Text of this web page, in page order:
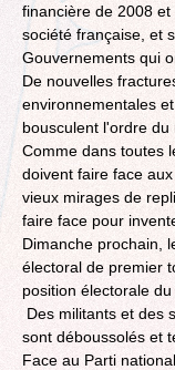
financière de 2008
société française, et
Gouvernements qui
De nouvelles
environnementales
bousculent l'ordre du
Comme dans toutes
doivent faire face
vieux mirages de
faire face pour
Dimanche prochain,
électoral de premier
position électorale du
Des militants et des
sont déboussolés et
Face au Parti